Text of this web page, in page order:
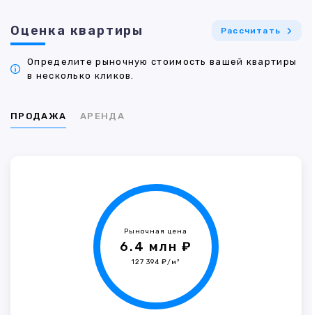
Оценка квартиры Рассчитать
Определите рыночную стоимость вашей квартиры
в несколько кликов.
ПРОДАЖА АРЕНДА
Рыночная цена
6.4 млн ₽
127 394 ₽/м²